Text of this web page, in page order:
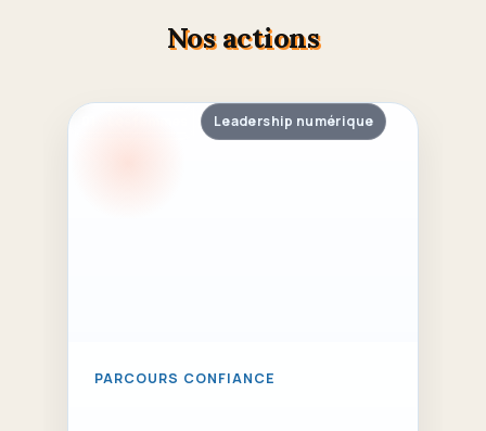
Nos actions
Leadership numérique
PARCOURS CONFIANCE